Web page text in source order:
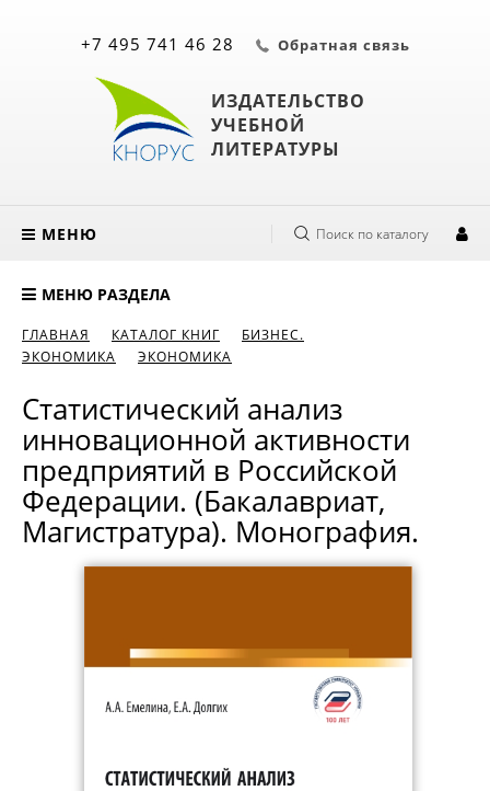
ИЗДАТЕЛЬСТВО
УЧЕБНОЙ
ЛИТЕРАТУРЫ
+7 495 741 46 28 Обратная связь
МЕНЮ Поиск по каталогу
МЕНЮ РАЗДЕЛА
ГЛАВНАЯ КАТАЛОГ КНИГ
БИЗНЕС.
ЭКОНОМИКА
ЭКОНОМИКА
Статистический анализ
инновационной активности
предприятий в Российской
Федерации. (Бакалавриат,
Магистратура). Монография.